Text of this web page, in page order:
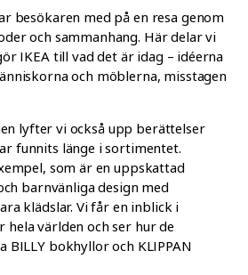
besökaren med på en resa genom
och sammanhang. Här delar vi
IKEA till vad det är idag – idéerna
och möblerna, misstagen
lyfter vi också upp berättelser
funnits länge i sortimentet.
som är en uppskattad
barnvänliga design med
klädslar. Vi får en inblick i
hela världen och ser hur de
BILLY bokhyllor och KLIPPAN